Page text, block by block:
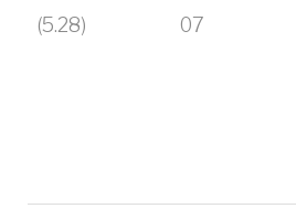
(5.28)
07